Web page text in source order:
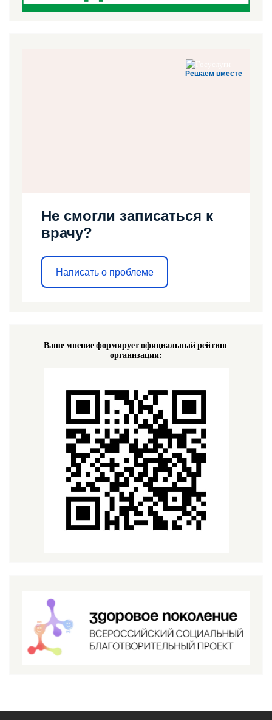
Решаем вместе
Не смогли записаться к
врачу?
Написать о проблеме
Ваше мнение формирует официальный рейтинг
организации: